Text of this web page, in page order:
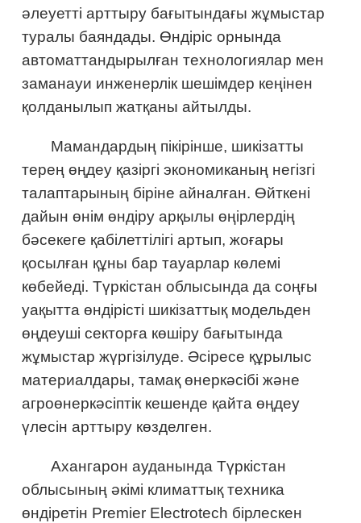
әлеуетті арттыру бағытындағы жұмыстар
туралы баяндады. Өндіріс орнында
автоматтандырылған технологиялар мен
заманауи инженерлік шешімдер кеңінен
қолданылып жатқаны айтылды.
Мамандардың пікірінше, шикізатты
терең өңдеу қазіргі экономиканың негізгі
талаптарының біріне айналған. Өйткені
дайын өнім өндіру арқылы өңірлердің
бәсекеге қабілеттілігі артып, жоғары
қосылған құны бар тауарлар көлемі
көбейеді. Түркістан облысында да соңғы
уақытта өндірісті шикізаттық модельден
өңдеуші секторға көшіру бағытында
жұмыстар жүргізілуде. Әсіресе құрылыс
материалдары, тамақ өнеркәсібі және
агроөнеркәсіптік кешенде қайта өңдеу
үлесін арттыру көзделген.
Ахангарон ауданында Түркістан
облысының әкімі климаттық техника
өндіретін Premier Electrotech бірлескен